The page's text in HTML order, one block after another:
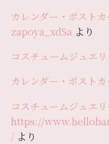
カレンダー・ポスト
zapoya_xdSaより
コスチュームジュエ
カレンダー・ポスト
コスチュームジュエ
https://
/より